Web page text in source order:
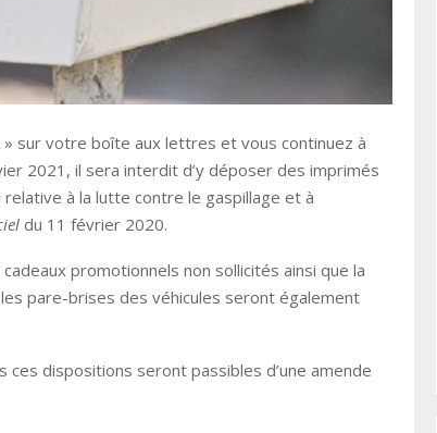
» sur votre boîte aux lettres et vous continuez à
2021, il sera interdit d’y déposer des imprimés
à la lutte contre le gaspillage et à
du 11 février 2020.
promotionnels non sollicités ainsi que la
pare-brises des véhicules seront également
dispositions seront passibles d’une amende